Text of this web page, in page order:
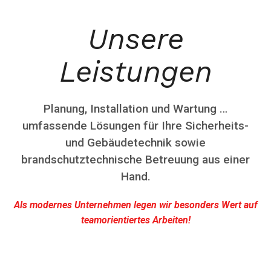
Unsere
Leistungen
Planung, Installation und Wartung …
umfassende Lösungen für Ihre Sicherheits-
und Gebäudetechnik sowie
brandschutztechnische Betreuung aus einer
Hand.
Als modernes Unternehmen legen wir besonders Wert auf
teamorientiertes Arbeiten!